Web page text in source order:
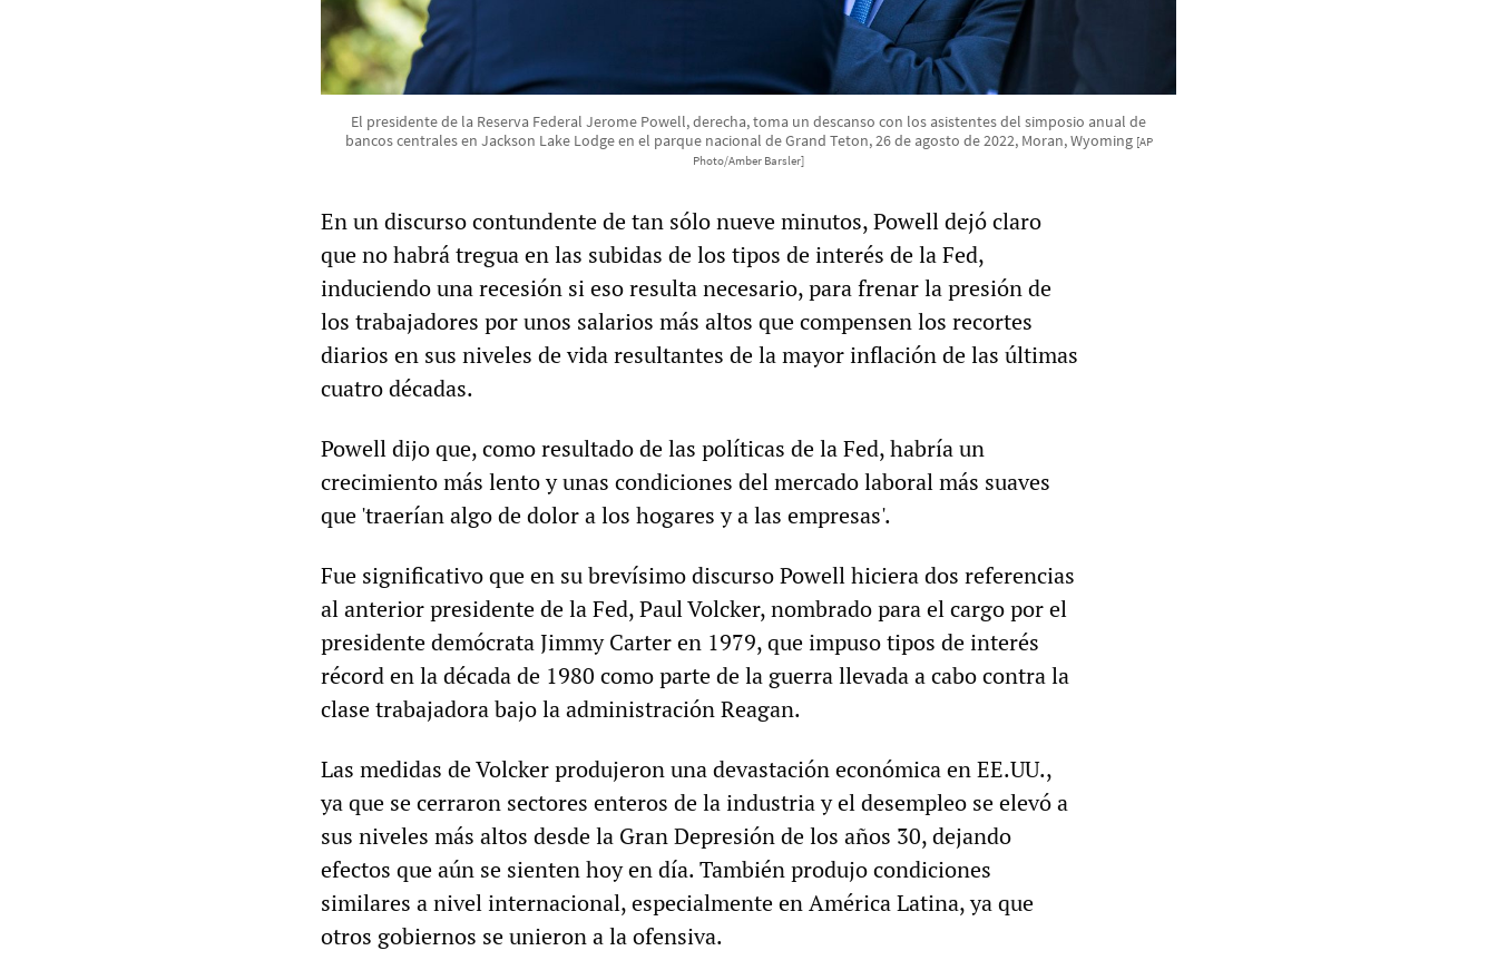
El presidente de la Reserva Federal Jerome Powell, derecha, toma un descanso con los asistentes del simposio anual de
bancos centrales en Jackson Lake Lodge en el parque nacional de Grand Teton, 26 de agosto de 2022, Moran, Wyoming [AP
Photo/Amber Barsler]
En un discurso contundente de tan sólo nueve minutos, Powell dejó claro
que no habrá tregua en las subidas de los tipos de interés de la Fed,
induciendo una recesión si eso resulta necesario, para frenar la presión de
los trabajadores por unos salarios más altos que compensen los recortes
diarios en sus niveles de vida resultantes de la mayor inflación de las últimas
cuatro décadas.
Powell dijo que, como resultado de las políticas de la Fed, habría un
crecimiento más lento y unas condiciones del mercado laboral más suaves
que 'traerían algo de dolor a los hogares y a las empresas'.
Fue significativo que en su brevísimo discurso Powell hiciera dos referencias
al anterior presidente de la Fed, Paul Volcker, nombrado para el cargo por el
presidente demócrata Jimmy Carter en 1979, que impuso tipos de interés
récord en la década de 1980 como parte de la guerra llevada a cabo contra la
clase trabajadora bajo la administración Reagan.
Las medidas de Volcker produjeron una devastación económica en EE.UU.,
ya que se cerraron sectores enteros de la industria y el desempleo se elevó a
sus niveles más altos desde la Gran Depresión de los años 30, dejando
efectos que aún se sienten hoy en día. También produjo condiciones
similares a nivel internacional, especialmente en América Latina, ya que
otros gobiernos se unieron a la ofensiva.